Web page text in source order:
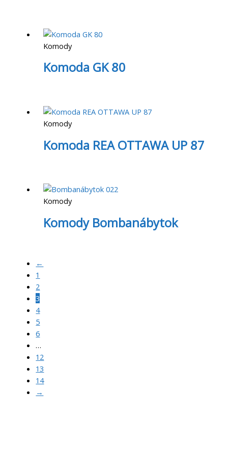
Komody
Komoda GK 80
Komody
Komoda REA OTTAWA UP 87
Komody
Komody Bombanábytok
←
1
2
3
4
5
6
…
12
13
14
→